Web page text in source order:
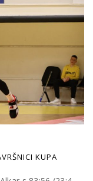
KUPA